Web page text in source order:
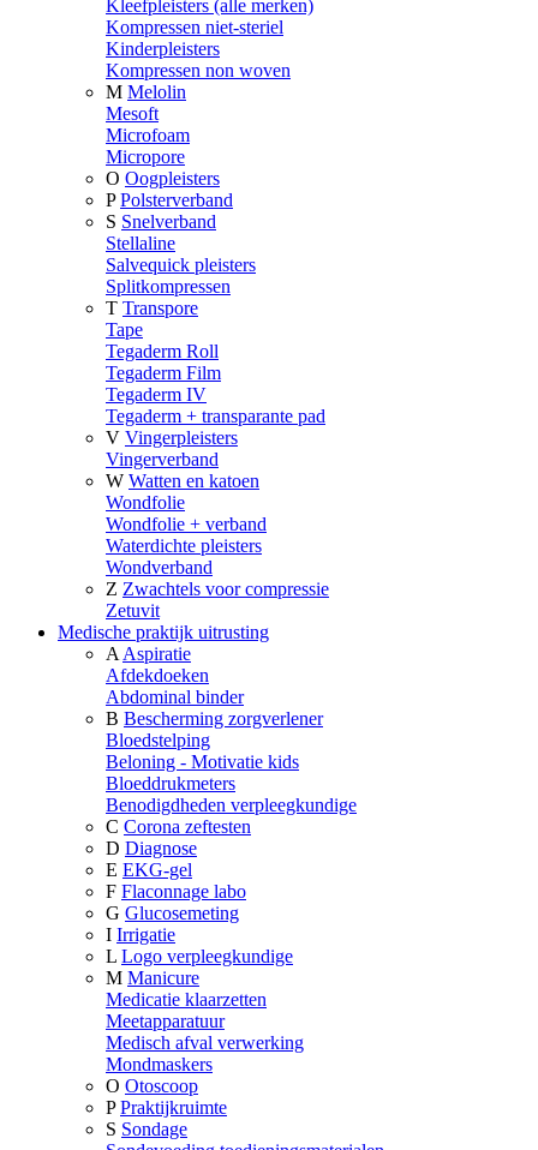
Kleefpleisters (alle merken)
Kompressen niet-steriel
Kinderpleisters
Kompressen non woven
M Melolin
Mesoft
Microfoam
Micropore
O Oogpleisters
P Polsterverband
S Snelverband
Stellaline
Salvequick pleisters
Splitkompressen
T Transpore
Tape
Tegaderm Roll
Tegaderm Film
Tegaderm IV
Tegaderm + transparante pad
V Vingerpleisters
Vingerverband
W Watten en katoen
Wondfolie
Wondfolie + verband
Waterdichte pleisters
Wondverband
Z Zwachtels voor compressie
Zetuvit
Medische praktijk uitrusting
A Aspiratie
Afdekdoeken
Abdominal binder
B Bescherming zorgverlener
Bloedstelping
Beloning - Motivatie kids
Bloeddrukmeters
Benodigdheden verpleegkundige
C Corona zeftesten
D Diagnose
E EKG-gel
F Flaconnage labo
G Glucosemeting
I Irrigatie
L Logo verpleegkundige
M Manicure
Medicatie klaarzetten
Meetapparatuur
Medisch afval verwerking
Mondmaskers
O Otoscoop
P Praktijkruimte
S Sondage